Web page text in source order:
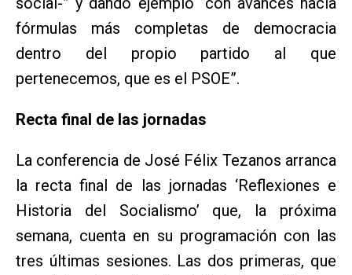
fórmulas más completas de democracia
dentro del propio partido al que
pertenecemos, que es el PSOE”.
Recta final de las jornadas
La conferencia de José Félix Tezanos arranca
la recta final de las jornadas ‘Reflexiones e
Historia del Socialismo’ que, la próxima
semana, cuenta en su programación con las
tres últimas sesiones. Las dos primeras, que